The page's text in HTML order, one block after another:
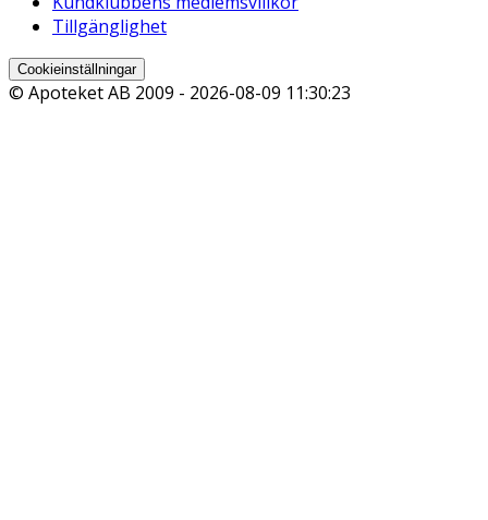
Tillgänglighet
Cookieinställningar
© Apoteket AB 2009 - 2026-08-09 11:30:23